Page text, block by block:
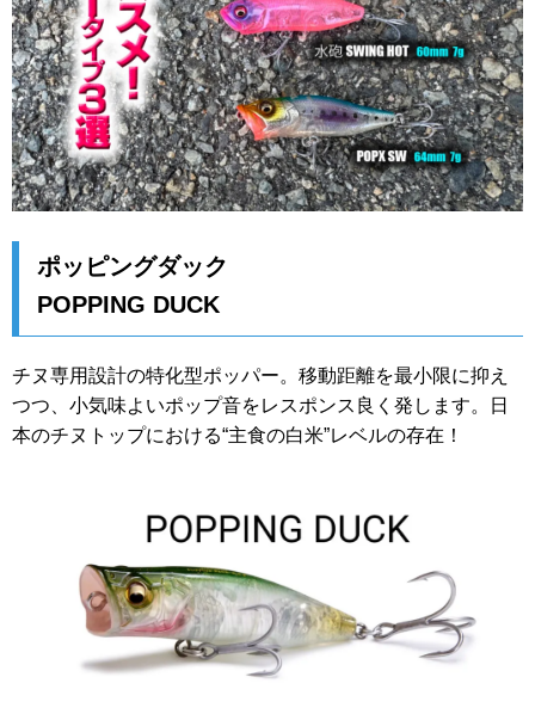
ポッピングダック
POPPING DUCK
チヌ専用設計の特化型ポッパー。移動距離を最小限に抑え
つつ、小気味よいポップ音をレスポンス良く発します。日
本のチヌトップにおける“主食の白米”レベルの存在！